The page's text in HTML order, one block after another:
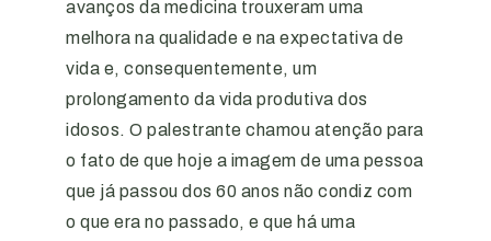
avanços da medicina trouxeram uma
melhora na qualidade e na expectativa de
vida e, consequentemente, um
prolongamento da vida produtiva dos
idosos. O palestrante chamou atenção para
o fato de que hoje a imagem de uma pessoa
que já passou dos 60 anos não condiz com
o que era no passado, e que há uma